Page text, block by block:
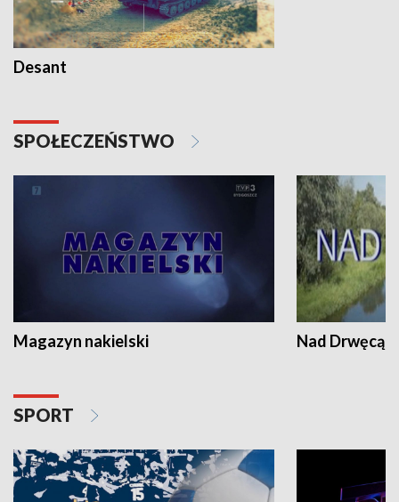
Desant
SPOŁECZEŃSTWO
Magazyn nakielski Nad Drwęcą
SPORT